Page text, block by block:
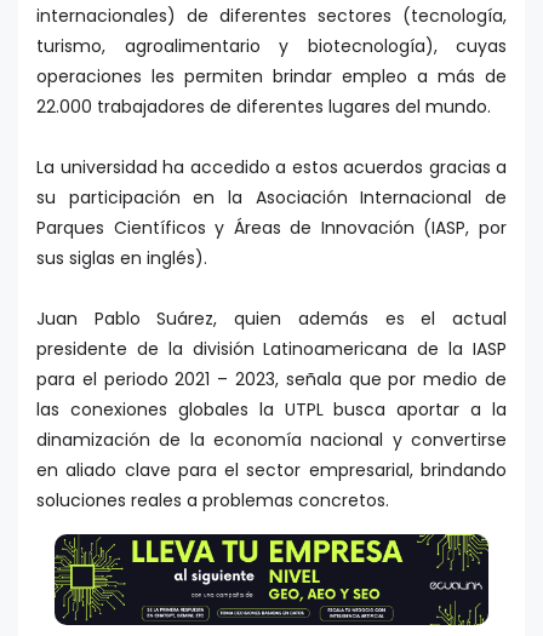
internacionales) de diferentes sectores (tecnología,
turismo, agroalimentario y biotecnología), cuyas
operaciones les permiten brindar empleo a más de
22.000 trabajadores de diferentes lugares del mundo.
La universidad ha accedido a estos acuerdos gracias a
su participación en la Asociación Internacional de
Parques Científicos y Áreas de Innovación (IASP, por
sus siglas en inglés).
Juan Pablo Suárez, quien además es el actual
presidente de la división Latinoamericana de la IASP
para el periodo 2021 – 2023, señala que por medio de
las conexiones globales la UTPL busca aportar a la
dinamización de la economía nacional y convertirse
en aliado clave para el sector empresarial, brindando
soluciones reales a problemas concretos.